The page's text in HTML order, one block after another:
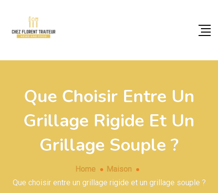
Que Choisir Entre Un
Grillage Rigide Et Un
Grillage Souple ?
Home
Maison
Que choisir entre un grillage rigide et un grillage souple ?